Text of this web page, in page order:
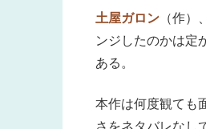
土屋ガロン （作）、
ンジしたのかは定
ある。
本作は何度観ても
さをネタバレなし